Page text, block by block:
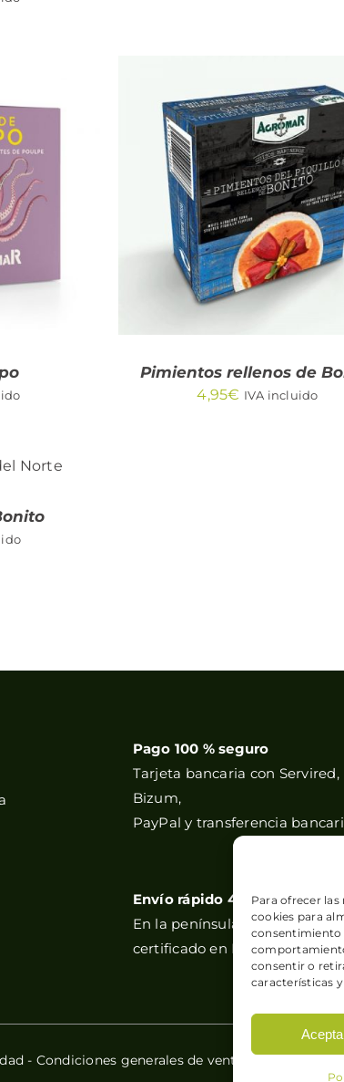
Para ofrecer
cookies para
consentimiento
consentir o
características
/
AÑADIR AL CARRITO
QUICK VIEW
Pimientos rellenos de
4,95€ IVA incluido
/
Pago 100 % seguro
Tarjeta bancaria con Servired,
Bizum,
PayPal y transferencia
Envío rápido 48h
En la península, y correos
certificado en Baleares y
- Condiciones generales de venta -Política de